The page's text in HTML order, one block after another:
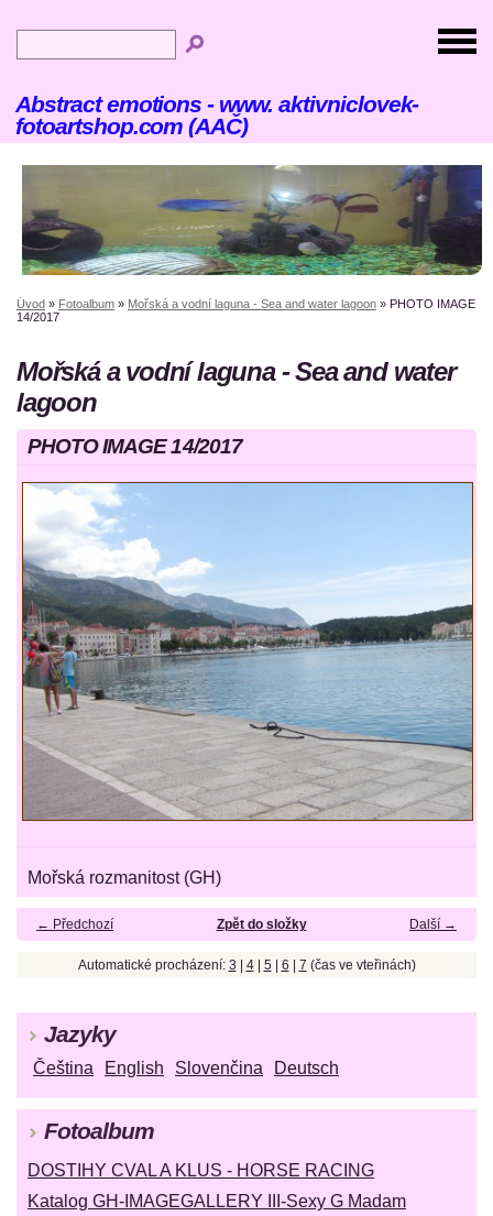
Abstract emotions - www. aktivniclovek-
fotoartshop.com (AAČ)
Úvod » Fotoalbum » Mořská a vodní laguna - Sea and water lagoon » PHOTO IMAGE
14/2017
Mořská a vodní laguna - Sea and water
lagoon
PHOTO IMAGE 14/2017
Mořská rozmanitost (GH)
← Předchozí Další →
Zpět do složky
Automatické procházení: 3 4| 5| 6 7 (čas ve vteřinách)
Jazyky
Čeština English Slovenčina Deutsch
Fotoalbum
DOSTIHY CVAL A KLUS - HORSE RACING
Katalog GH-IMAGEGALLERY III-Sexy G Madam